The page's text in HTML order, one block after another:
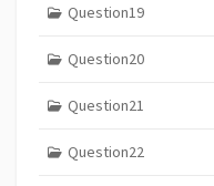
Question19
Question20
Question21
Question22